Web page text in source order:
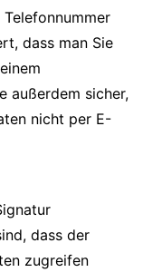
dass man Sie
außerdem sicher,
nicht per E-
dass der
zugreifen